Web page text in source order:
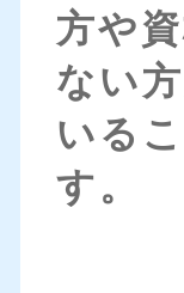
方や
ない
いる
す。